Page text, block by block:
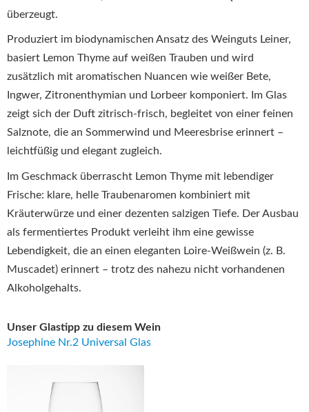
überzeugt.
Produziert im biodynamischen Ansatz des Weinguts Leiner,
basiert Lemon Thyme auf weißen Trauben und wird
zusätzlich mit aromatischen Nuancen wie weißer Bete,
Ingwer, Zitronenthymian und Lorbeer komponiert. Im Glas
zeigt sich der Duft zitrisch-frisch, begleitet von einer feinen
Salznote, die an Sommerwind und Meeresbrise erinnert –
leichtfüßig und elegant zugleich.
Im Geschmack überrascht Lemon Thyme mit lebendiger
Frische: klare, helle Traubenaromen kombiniert mit
Kräuterwürze und einer dezenten salzigen Tiefe. Der Ausbau
als fermentiertes Produkt verleiht ihm eine gewisse
Lebendigkeit, die an einen eleganten Loire-Weißwein (z. B.
Muscadet) erinnert – trotz des nahezu nicht vorhandenen
Alkoholgehalts.
Unser Glastipp zu diesem Wein
Josephine Nr.2 Universal Glas